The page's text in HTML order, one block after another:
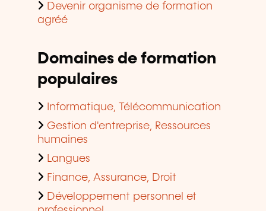
Devenir organisme de formation
agréé
Domaines de formation
populaires
Informatique, Télécommunication
Gestion d'entreprise, Ressources
humaines
Langues
Finance, Assurance, Droit
Développement personnel et